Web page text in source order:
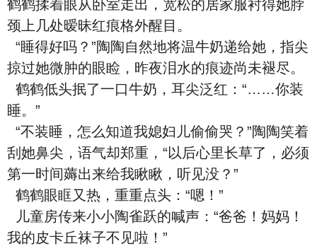
鹤鹤揉着眼从卧室走出，宽松的居家服衬得她脖
颈上几处暧昧红痕格外醒目。
“睡得好吗？”陶陶自然地将温牛奶递给她，指尖
掠过她微肿的眼睑，昨夜泪水的痕迹尚未褪尽。
鹤鹤低头抿了一口牛奶，耳尖泛红：“……你装
睡。”
“不装睡，怎么知道我媳妇儿偷偷哭？”陶陶笑着
刮她鼻尖，语气却郑重，“以后心里长草了，必须
第一时间薅出来给我瞅瞅，听见没？”
鹤鹤眼眶又热，重重点头：“嗯！”
儿童房传来小小陶雀跃的喊声：“爸爸！妈妈！
我的皮卡丘袜子不见啦！”